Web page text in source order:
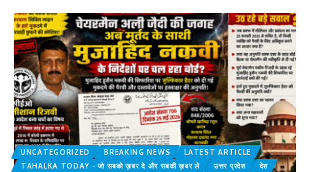
UNCATEGORIZED BREAKING NEWS
LATEST ARTICLE
TAHALKA TODAY - जो सबको ख़बर दे और सबकी ख़बर ले
उत्तर प्रदेश
देश